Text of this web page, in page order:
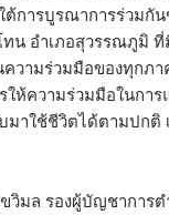
ารบูรณาการร่วมกัน
น อำเภอสุวรรณภูมิ
ความร่วมมือของทุก
ให้ความร่วมมือในก
มาใช้ชีวิตได้ตามปก
มล รองผู้บัญชาการ